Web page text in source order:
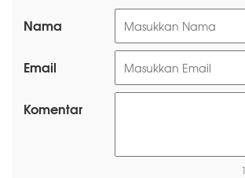
Nama
Email
Komentar